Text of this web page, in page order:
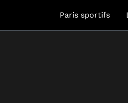
Paris sportifs